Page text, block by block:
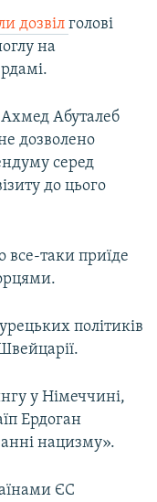
дозвіл голові
на
Абуталеб
дозволено
серед
до цього
все-таки приїде
політиків
у Німеччині,
Ердоган
нацизму».
ЄС